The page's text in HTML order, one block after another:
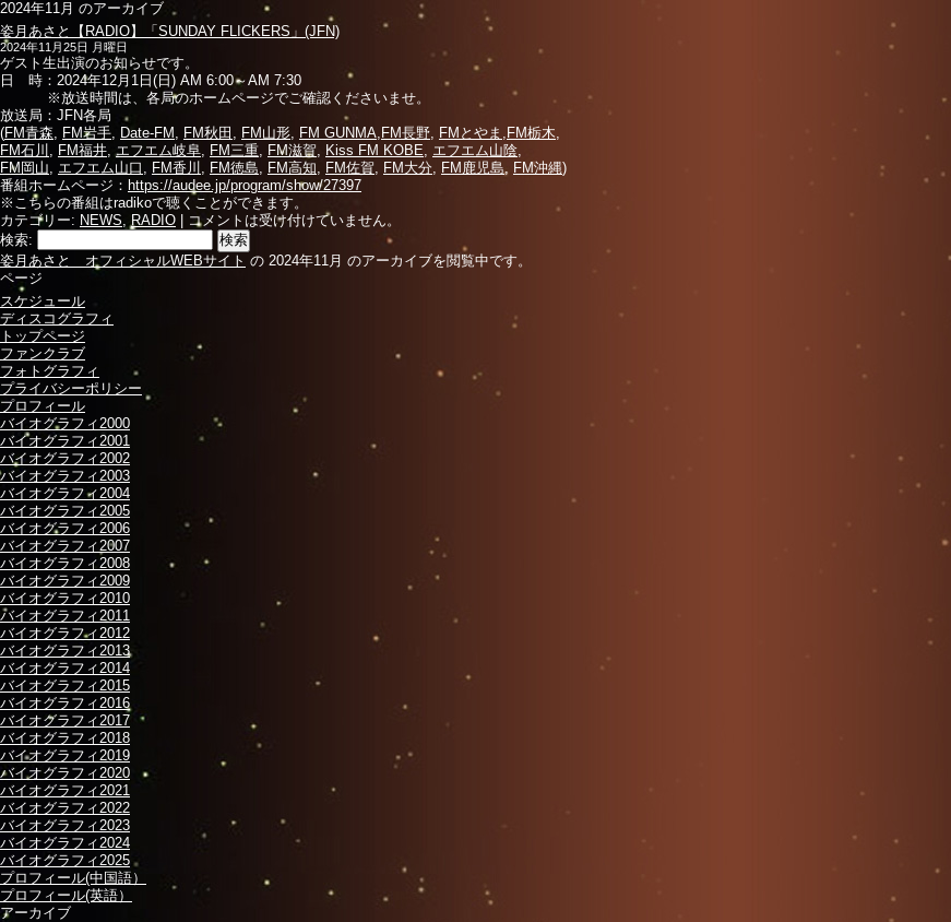
2024年11月 のアーカイブ
姿月あさと【RADIO】「SUNDAY FLICKERS」(JFN)
2024年11月25日 月曜日
ゲスト生出演のお知らせです。
日 時：2024年12月1日(日) AM 6:00～AM 7:30
※放送時間は、各局のホームページでご確認くださいませ。
放送局：JFN各局
(FM青森, FM岩手, Date-FM , FM秋田 , FM山形, FM GUNMA, FM長野, FMとやま , FM栃木,
FM石川 , FM福井,エフエム岐阜, FM三重, FM滋賀, Kiss FM KOBE, エフエム山陰,
FM岡山, エフエム山口 , FM香川 , FM徳島, FM高知, FM佐賀, FM大分, FM鹿児島, FM沖縄)
番組ホームページ： https://audee.jp/program/show/27397
※こちらの番組はradikoで聴くことができます。
カテゴリー: NEWS,RADIO
コメントは受け付けていません。
検索:
姿月あさと オフィシャルWEBサイト の 2024年11月 のアーカイブを閲覧中です。
ページ
スケジュール
ディスコグラフィ
トップページ
ファンクラブ
フォトグラフィ
プライバシーポリシー
プロフィール
バイオグラフィ2000
バイオグラフィ2001
バイオグラフィ2002
バイオグラフィ2003
バイオグラフィ2004
バイオグラフィ2005
バイオグラフィ2006
バイオグラフィ2007
バイオグラフィ2008
バイオグラフィ2009
バイオグラフィ2010
バイオグラフィ2011
バイオグラフィ2012
バイオグラフィ2013
バイオグラフィ2014
バイオグラフィ2015
バイオグラフィ2016
バイオグラフィ2017
バイオグラフィ2018
バイオグラフィ2019
バイオグラフィ2020
バイオグラフィ2021
バイオグラフィ2022
バイオグラフィ2023
バイオグラフィ2024
バイオグラフィ2025
プロフィール(中国語）
プロフィール(英語）
アーカイブ